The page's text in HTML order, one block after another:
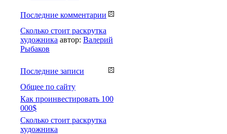
Последние комментарии
Сколько стоит раскрутка
художника автор: Валерий
Рыбаков
Последние записи
Общее по сайту
Как проинвестировать 100
000$
Сколько стоит раскрутка
художника